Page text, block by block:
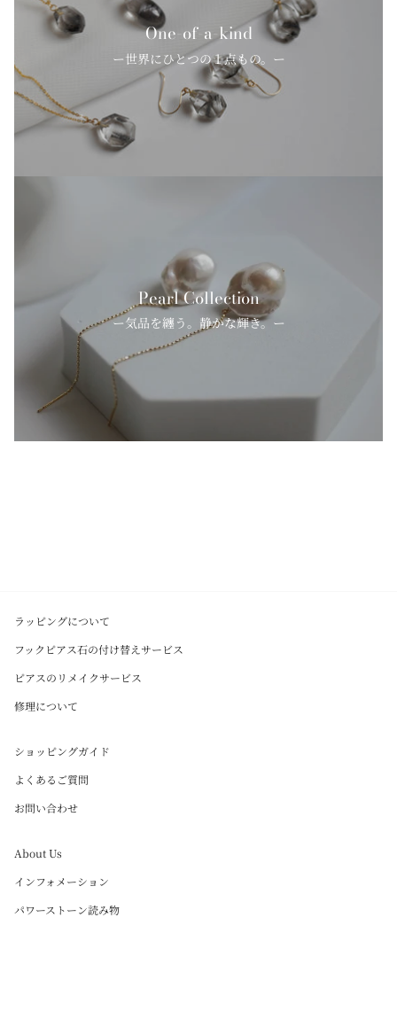
One-of-a-kind
ー世界にひとつの１点もの。ー
Pearl Collection
ー気品を纏う。静かな輝き。ー
ラッピングについて
フックピアス石の付け替えサービス
ピアスのリメイクサービス
修理について
ショッピングガイド
よくあるご質問
お問い合わせ
About Us
インフォメーション
パワーストーン読み物